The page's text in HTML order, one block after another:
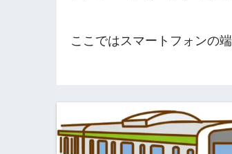
ここではスマートフォンの